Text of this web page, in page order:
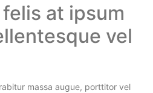
at ipsum
vel
massa augue, porttitor vel